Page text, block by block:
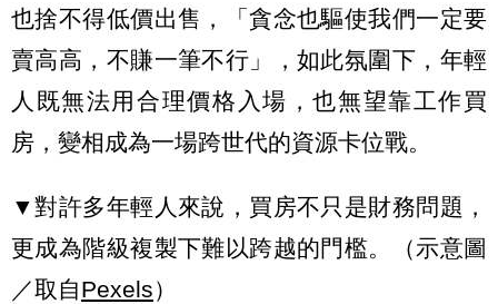
也捨不得低價出售，「貪念也驅使我們一定要
賣高高，不賺一筆不行」，如此氛圍下，年輕
人既無法用合理價格入場，也無望靠工作買
房，變相成為一場跨世代的資源卡位戰。
▼對許多年輕人來說，買房不只是財務問題，
更成為階級複製下難以跨越的門檻。（示意圖
／取自Pexels）